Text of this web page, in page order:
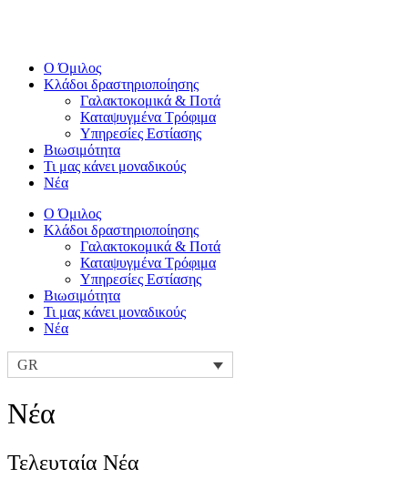
Ο Όμιλος
Κλάδοι δραστηριοποίησης
Γαλακτοκομικά & Ποτά
Καταψυγμένα Τρόφιμα
Υπηρεσίες Εστίασης
Βιωσιμότητα
Τι μας κάνει μοναδικούς
Νέα
Ο Όμιλος
Κλάδοι δραστηριοποίησης
Γαλακτοκομικά & Ποτά
Καταψυγμένα Τρόφιμα
Υπηρεσίες Εστίασης
Βιωσιμότητα
Τι μας κάνει μοναδικούς
Νέα
GR
Νέα
Τελευταία Νέα